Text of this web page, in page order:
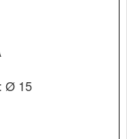
Ø 15